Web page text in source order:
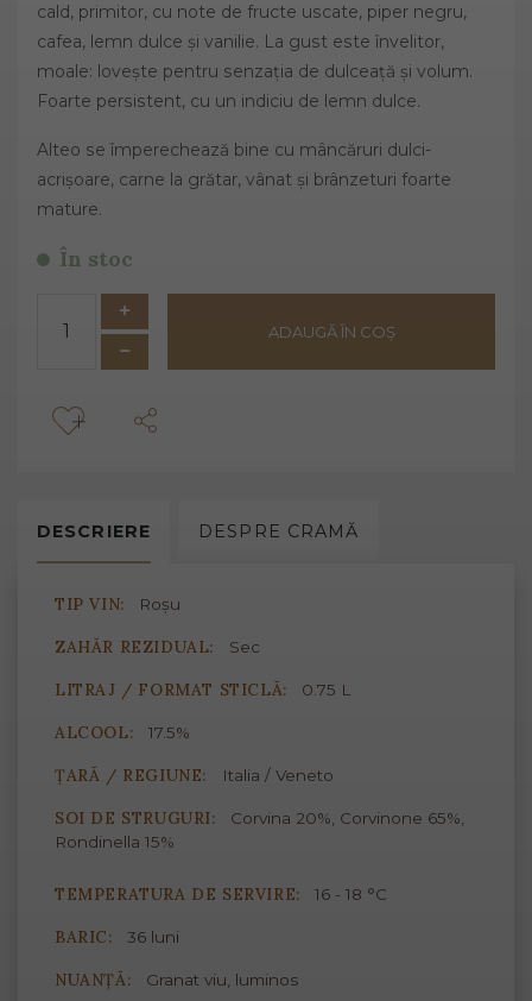
cald, primitor, cu note de fructe uscate, piper negru,
cafea, lemn dulce și vanilie. La gust este învelitor,
moale: lovește pentru senzația de dulceață și volum.
Foarte persistent, cu un indiciu de lemn dulce.
Alteo se împerechează bine cu mâncăruri dulci-
acrișoare, carne la grătar, vânat și brânzeturi foarte
mature.
În stoc
ADAUGĂ ÎN COȘ
DESCRIERE DESPRE CRAMĂ
TIP VIN: Roșu
ZAHĂR REZIDUAL: Sec
LITRAJ / FORMAT STICLĂ: 0.75 L
ALCOOL: 17.5%
ȚARĂ / REGIUNE: Italia / Veneto
SOI DE STRUGURI:
Corvina 20%, Corvinone 65%,
Rondinella 15%
TEMPERATURA DE SERVIRE: 16 - 18 °C
BARIC: 36 luni
NUANȚĂ: Granat viu, luminos